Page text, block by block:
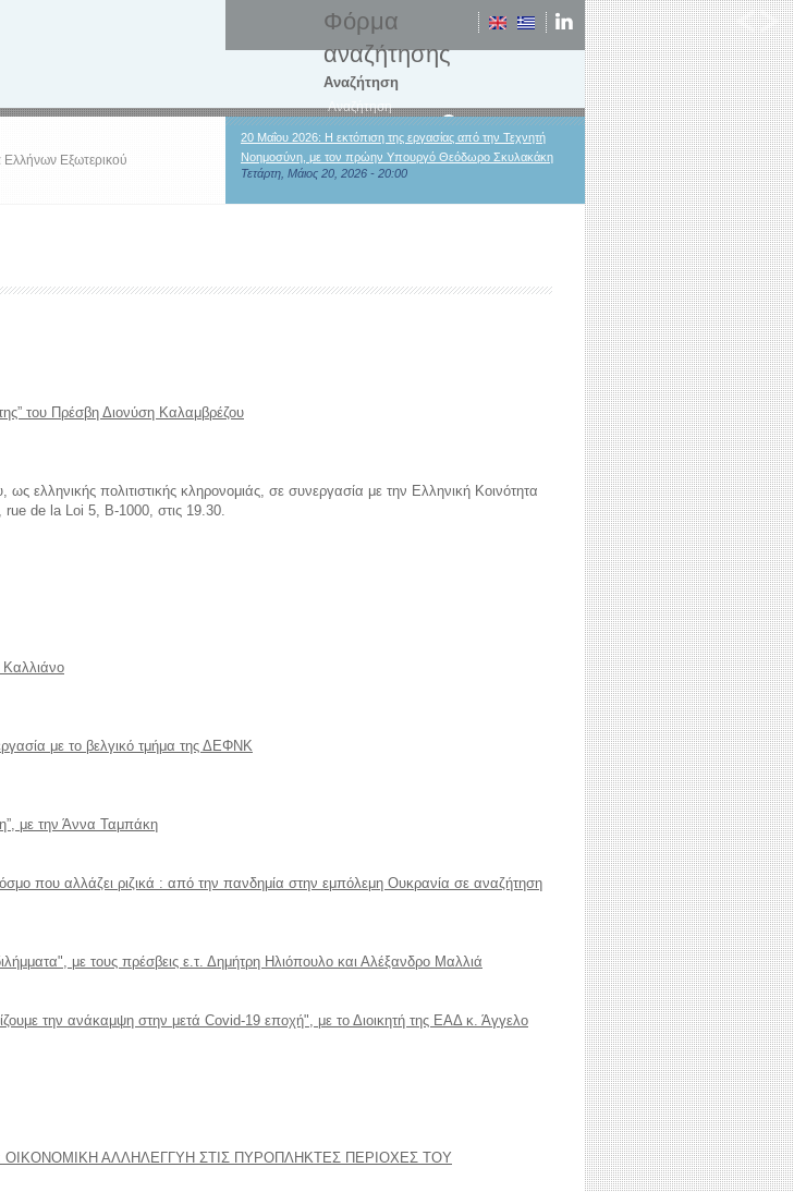
Φόρμα
αναζήτησης
Αναζήτηση
Ελλήνων Εξωτερικού
20 Μαΐου 2026: Η εκτόπιση της εργασίας από την Τεχνητή
Νοημοσύνη, με τον πρώην Υπουργό Θεόδωρο Σκυλακάκη
Τετάρτη, Μάιος 20, 2026 - 20:00
του Πρέσβη Διονύση Καλαμβρέζου
ελληνικής πολιτιστικής κληρονομιάς, σε συνεργασία με την Ελληνική Κοινότητα
de la Loi 5, B-1000, στις 19.30.
με το βελγικό τμήμα της ΔΕΦΝΚ
με την Άννα Ταμπάκη
που αλλάζει ριζικά : από την πανδημία στην εμπόλεμη Ουκρανία σε αναζήτηση
με τους πρέσβεις ε.τ. Δημήτρη Ηλιόπουλο και Αλέξανδρο Μαλλιά
την ανάκαμψη στην μετά Covid-19 εποχή", με το Διοικητή της ΕΑΔ κ. Άγγελο
ΑΛΛΗΛΕΓΓΥΗ ΣΤΙΣ ΠΥΡΟΠΛΗΚΤΕΣ ΠΕΡΙΟΧΕΣ ΤΟΥ